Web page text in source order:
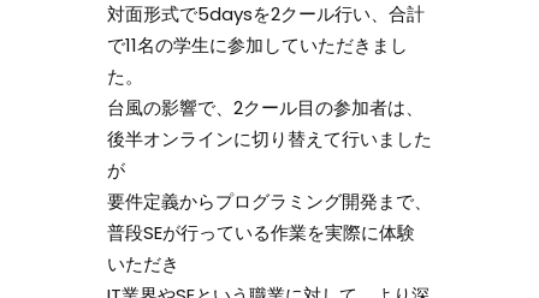
対面形式で5daysを2クール行い、合計
で11名の学生に参加していただきまし
た。
台風の影響で、2クール目の参加者は、
後半オンラインに切り替えて行いました
が
要件定義からプログラミング開発まで、
普段SEが行っている作業を実際に体験
いただき